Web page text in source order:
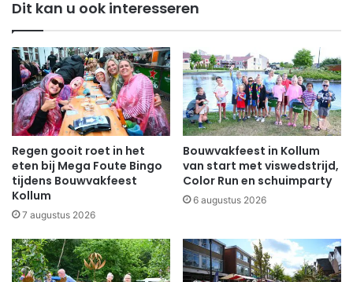
Dit kan u ook interesseren
Regen gooit roet in het
eten bij Mega Foute Bingo
tijdens Bouwvakfeest
Kollum
7 augustus 2026
Bouwvakfeest in Kollum
van start met viswedstrijd,
Color Run en schuimparty
6 augustus 2026